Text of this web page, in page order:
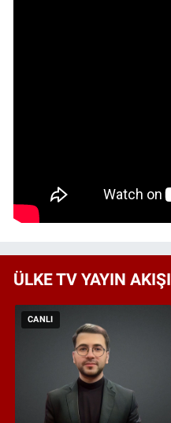
ÜLKE TV YAYIN AKIŞI
CANLI